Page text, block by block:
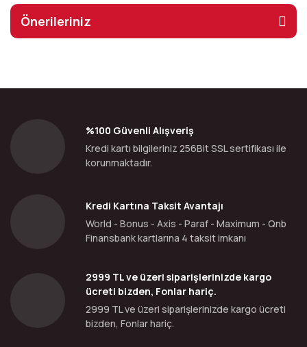
Önerileriniz
%100 Güvenli Alışveriş
Kredi kartı bilgileriniz 256Bit SSL sertifikası ile
korunmaktadır.
Kredi Kartına Taksit Avantajı
World - Bonus - Axis - Paraf - Maximum - Qnb
Finansbank kartlarına 4 taksit imkanı
2999 TL ve üzeri siparişlerinizde kargo
ücreti bizden, Fonlar hariç.
2999 TL ve üzeri siparişlerinizde kargo ücreti
bizden, Fonlar hariç.